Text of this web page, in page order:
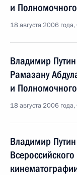
и
18 августа 2006
Владимир
Рамазану
и
18 августа 2006
Владимир
Всероссийского